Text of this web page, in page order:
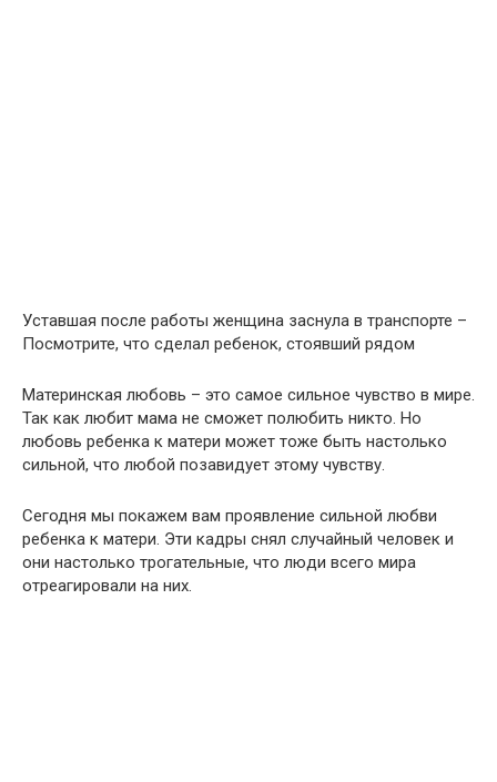
Уставшая после работы женщина заснула в транспорте –
Посмотрите, что сделал ребенок, стоявший рядом
Материнская любовь – это самое сильное чувство в мире.
Так как любит мама не сможет полюбить никто. Но
любовь ребенка к матери может тоже быть настолько
сильной, что любой позавидует этому чувству.
Сегодня мы покажем вам проявление сильной любви
ребенка к матери. Эти кадры снял случайный человек и
они настолько трогательные, что люди всего мира
отреагировали на них.